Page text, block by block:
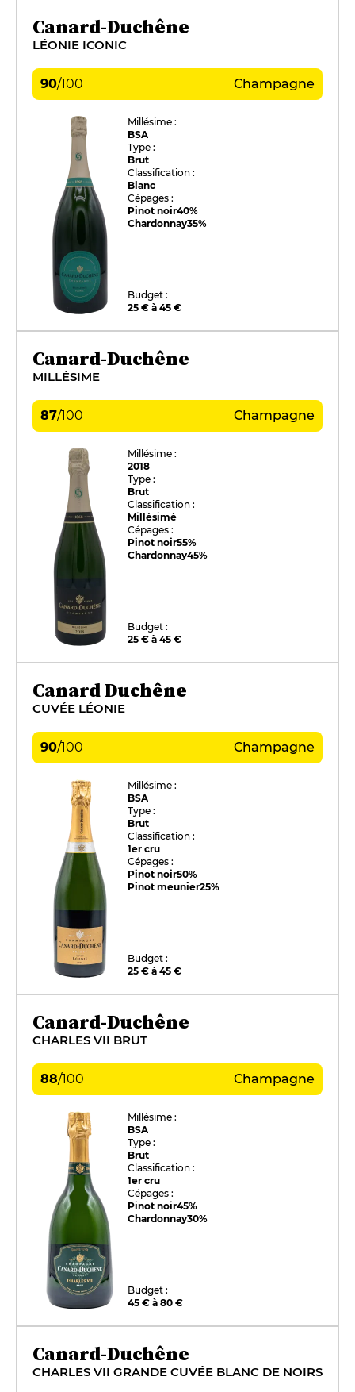
Canard-Duchêne
LÉONIE ICONIC
90/100 Champagne
Millésime :
BSA
Type :
Brut
Classification :
Blanc
Cépages :
Pinot noir40%
Chardonnay35%
Budget :
25 € à 45 €
Canard-Duchêne
MILLÉSIME
87/100 Champagne
Millésime :
2018
Type :
Brut
Classification :
Millésimé
Cépages :
Pinot noir55%
Chardonnay45%
Budget :
25 € à 45 €
Canard Duchêne
CUVÉE LÉONIE
90/100 Champagne
Millésime :
BSA
Type :
Brut
Classification :
1er cru
Cépages :
Pinot noir50%
Pinot meunier25%
Budget :
25 € à 45 €
Canard-Duchêne
CHARLES VII BRUT
88/100 Champagne
Millésime :
BSA
Type :
Brut
Classification :
1er cru
Cépages :
Pinot noir45%
Chardonnay30%
Budget :
45 € à 80 €
Canard-Duchêne
CHARLES VII GRANDE CUVÉE BLANC DE NOIRS